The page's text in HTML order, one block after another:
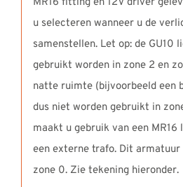
MR16 fitting en 12V driver
u selecteren wanneer u de
samenstellen. Let op: de GU10
gebruikt worden in zone 2 en
natte ruimte (bijvoorbeeld een
dus niet worden gebruikt in
maakt u gebruik van een
een externe trafo. Dit
zone 0. Zie tekening hieronder.